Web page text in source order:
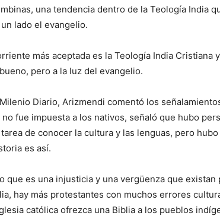
una tendencia dentro de la Teología India
lado el evangelio.
más aceptada es la Teología India Cristiana
pero a la luz del evangelio.
Diario, Arizmendi comentó los
fue impuesta a los nativos, señaló que hubo
de conocer la cultura y las lenguas, pero
es así.
que es una injusticia y una vergüenza que existan
hay más protestantes con muchos errores
católica ofrezca una Biblia a los pueblos